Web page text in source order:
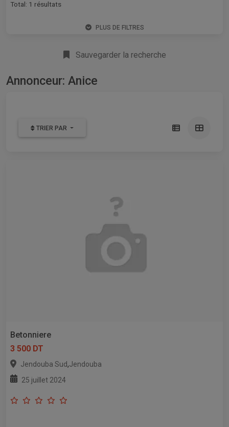
Total: 1 résultats
PLUS DE FILTRES
Sauvegarder la recherche
Annonceur: Anice
TRIER PAR
Betonniere
3 500 DT
Jendouba Sud,Jendouba
25 juillet 2024